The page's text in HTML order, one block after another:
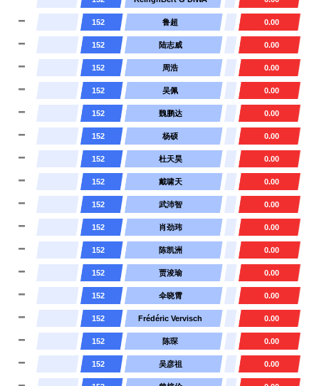
152 鲁超 0.00
152 陆志威 0.00
152 周浩 0.00
152 吴佩 0.00
152 魏鹏达 0.00
152 杨硕 0.00
152 杜天昊 0.00
152 戴啸天 0.00
152 武沛智 0.00
152 肖劲玮 0.00
152 陈凯洲 0.00
152 贾浚瑜 0.00
152 伞晓霄 0.00
152 Frédéric Vervisch 0.00
152 陈琛 0.00
152 吴彦祖 0.00